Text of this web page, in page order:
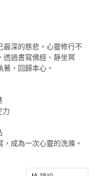
最深的慈悲。心靈修行不
透過書寫佛經、靜坐冥
，回歸本心。
力
成為一次心靈的洗滌。